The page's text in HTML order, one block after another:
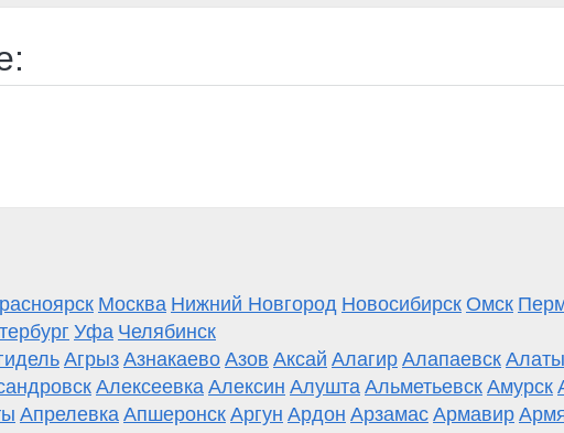
Москва Нижний Новгород Новосибирск Омск
Уфа Челябинск
Агрыз Азнакаево Азов Аксай Алагир Алапаевск
Алексеевка Алексин Алушта Альметьевск Амурск
Апрелевка Апшеронск Аргун Ардон Арзамас Армавир